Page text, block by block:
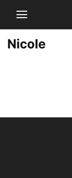
Nicole